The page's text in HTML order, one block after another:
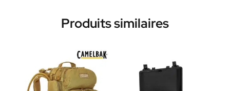
Produits similaires